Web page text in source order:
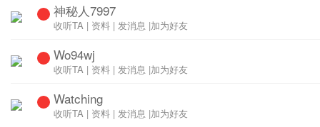
神秘人7997
收听TA | 资料 | 发消息 |加为好友
Wo94wj
收听TA | 资料 | 发消息 |加为好友
Watching
收听TA | 资料 | 发消息 |加为好友